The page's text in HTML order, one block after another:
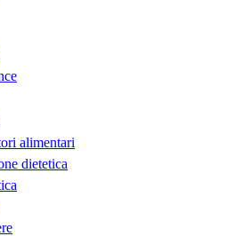
alimentari
dietetica